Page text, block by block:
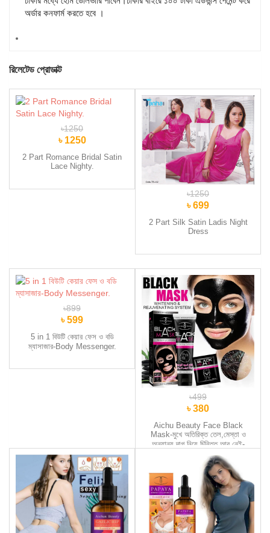
অর্ডার কনফার্ম করতে হবে ।
রিলেটেড প্রোডাক্ট
৳1250
৳ 1250
2 Part Romance Bridal Satin
Lace Nighty.
৳1250
৳ 699
2 Part Silk Satin Ladis Night
Dress
৳899
৳ 599
5 in 1 বিউটি কেয়ার ফেস ও বডি
ম্যাসাজার-Body Messenger.
৳499
৳ 380
Aichu Beauty Face Black
Mask-মুখে অতিরিক্ত তেল,মেস্তা ও
অন্যান্য দাগ নিয়ে চিন্তিত,আর নেই-